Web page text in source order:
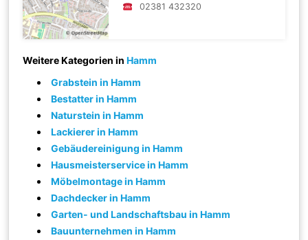
02381 432320
Weitere Kategorien inHamm
Grabstein in Hamm
Bestatter in Hamm
Naturstein in Hamm
Lackierer in Hamm
Gebäudereinigung in Hamm
Hausmeisterservice in Hamm
Möbelmontage in Hamm
Dachdecker in Hamm
Garten- und Landschaftsbau in Hamm
Bauunternehmen in Hamm